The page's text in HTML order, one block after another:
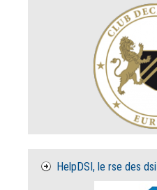
HelpDSI, le rse des dsi